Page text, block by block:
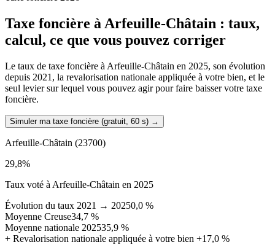
Taxe foncière àArfeuille-Châtain : taux,
calcul, ce que vous pouvez corriger
Le taux de taxe foncière à Arfeuille-Châtain en 2025, son évolution
depuis 2021, la revalorisation nationale appliquée à votre bien, et le
seul levier sur lequel vous pouvez agir pour faire baisser votre taxe
foncière.
Simuler ma taxe foncière (gratuit, 60 s) →
Arfeuille-Châtain (23700)
29,8%
Taux voté à Arfeuille-Châtain en 2025
Évolution du taux 2021 → 20250,0 %
Moyenne Creuse34,7 %
Moyenne nationale 202535,9 %
+ Revalorisation nationale appliquée à votre bien +17,0 %